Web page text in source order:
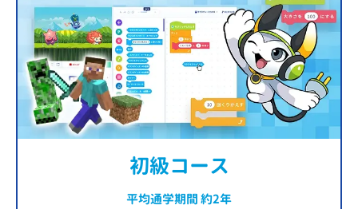
初級コース
平均通学期間 約2年